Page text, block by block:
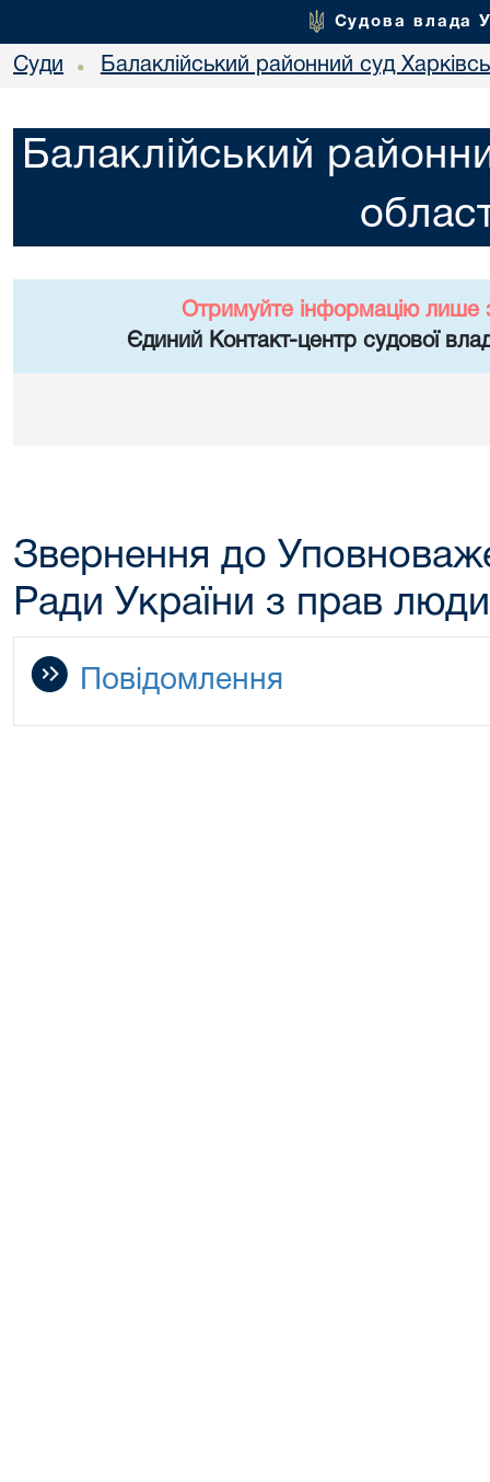
Судова влада
Суди • Балаклійський районний суд
Балаклійський
Отримуйте інформацію лише
Єдиний Контакт-центр судової
Звернення до
Ради України з прав
Повідомлення